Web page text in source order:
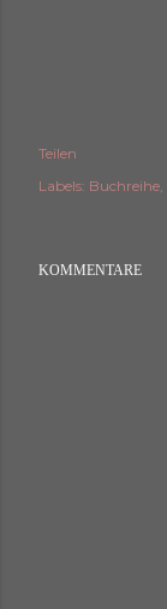
Teilen
Labels: Buchreihe
KOMMENTARE